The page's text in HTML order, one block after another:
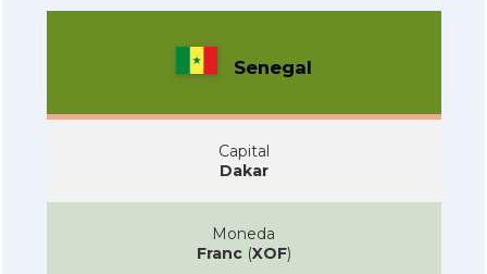
Senegal
Capital
Dakar
Moneda
Franc(XOF)